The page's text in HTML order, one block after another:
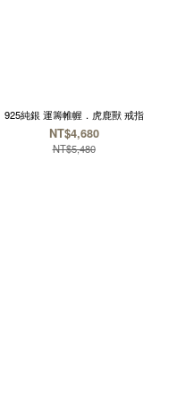
925純銀 運籌帷幄．虎鹿獸 戒指
NT$4,680
NT$5,480